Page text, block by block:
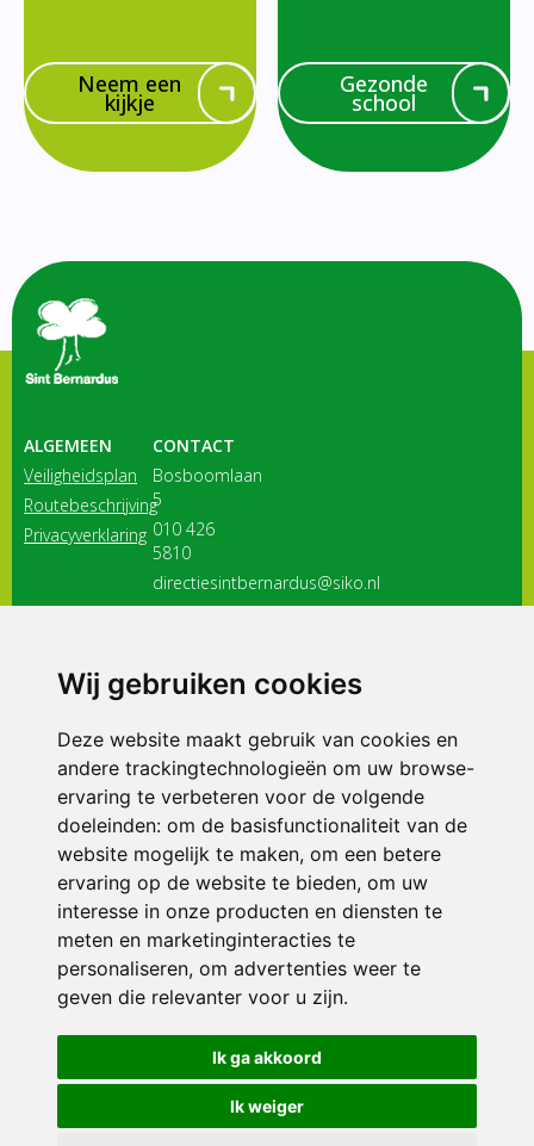
Wij gebruiken cookies
Deze website maakt gebruik van cookies en
andere trackingtechnologieën om uw browse-
ervaring te verbeteren voor de volgende
doeleinden: om de basisfunctionaliteit van de
website mogelijk te maken, om een betere
ervaring op de website te bieden, om uw
interesse in onze producten en diensten te
meten en marketinginteracties te
personaliseren, om advertenties weer te
geven die relevanter voor u zijn.
Ik ga akkoord
Ik weiger
Neem een
kijkje
Gezonde
school
ALGEMEEN
Veiligheidsplan
Routebeschrijving
Privacyverklaring
CONTACT
Bosboomlaan
5
010 426
5810
directiesintbernardus@siko.nl
3116 JB
ONDERDEEL VAN
© 2026 Sint Bernardus | Alle rechten voorbehouden
Privacy policy|Disclaimer| Klachtenregeling|RSIN en Anbi
voorkeuren
Crealisatie The MindOffice